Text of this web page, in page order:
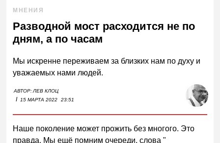
МНЕНИЯ
Разводной мост расходится не по
дням, а по часам
Мы искренне переживаем за близких нам по духу и
уважаемых нами людей.
АВТОР:ЛЕВ КЛОЦ
I 15 МАРТА 2022 23:51
Наше поколение может прожить без многого. Это
правда. Мы ещё помним очереди, слова "